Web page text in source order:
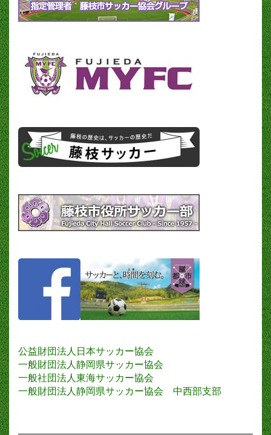
公益財団法人日本サッカー協会
一般財団法人静岡県サッカー協会
一般社団法人東海サッカー協会
一般財団法人静岡県サッカー協会 中西部支部